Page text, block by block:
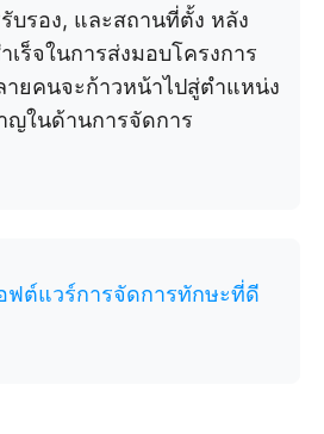
บรอง, และสถานที่ตั้ง หลัง
เร็จในการส่งมอบโครงการ
ายคนจะก้าวหน้าไปสู่ตำแหน่ง
ญในด้านการจัดการ
ฟต์แวร์การจัดการทักษะที่ดี